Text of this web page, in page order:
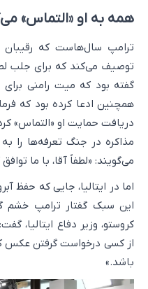
همه به او «التماس»
ترامپ سال‌هاست که رقیبان
توصیف می‌کند که برای جلب
گفته بود که میت رامنی برای
همچنین ادعا کرده بود که
دریافت حمایت او «التماس»
مذاکره در جنگ تعرفه‌ها را
می‌گویند: «لطفاً آقا، با ما
اما در ایتالیا، جایی که حفظ
این سبک گفتار ترامپ خشم
کروستو، وزیر دفاع ایتالیا،
از کسی درخواست گرفتن عکس
باشد.»